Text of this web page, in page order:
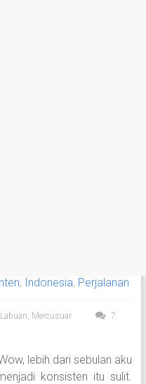
, Indonesia, Perjalanan
Labuan, Mercusuar
7
lebih dari sebulan aku
konsisten itu sulit.